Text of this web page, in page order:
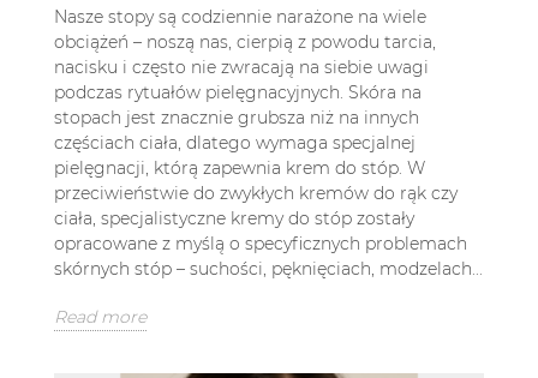
Nasze stopy są codziennie narażone na wiele
obciążeń – noszą nas, cierpią z powodu tarcia,
nacisku i często nie zwracają na siebie uwagi
podczas rytuałów pielęgnacyjnych. Skóra na
stopach jest znacznie grubsza niż na innych
częściach ciała, dlatego wymaga specjalnej
pielęgnacji, którą zapewnia krem do stóp. W
przeciwieństwie do zwykłych kremów do rąk czy
ciała, specjalistyczne kremy do stóp zostały
opracowane z myślą o specyficznych problemach
skórnych stóp – suchości, pęknięciach, modzelach...
Read more